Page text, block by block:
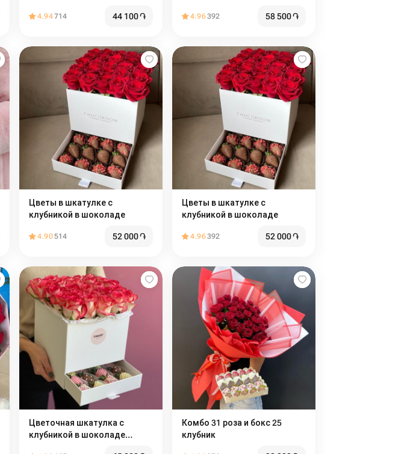
4.94714 44 100֏ 4.96392 58 500֏
Цветы в шкатулке с
клубникой в шоколаде
4.90514 52 000֏
Цветы в шкатулке с
клубникой в шоколаде
4.96392 52 000֏
Цветочная шкатулка с
клубникой в шоколаде
Комбо 31 роза и бокс 25
клубник